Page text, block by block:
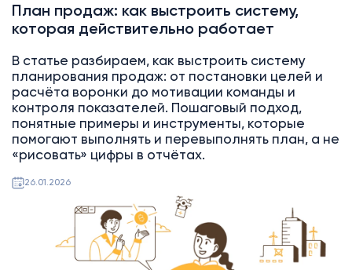
План продаж: как выстроить систему,
которая действительно работает
В статье разбираем, как выстроить систему
планирования продаж: от постановки целей и
расчёта воронки до мотивации команды и
контроля показателей. Пошаговый подход,
понятные примеры и инструменты, которые
помогают выполнять и перевыполнять план, а не
«рисовать» цифры в отчётах.
26.01.2026